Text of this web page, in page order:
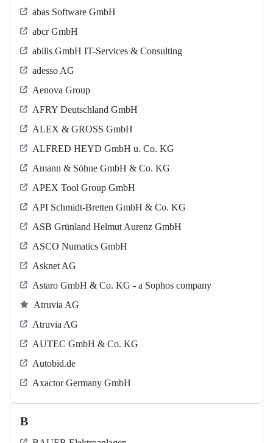
abas Software GmbH
abcr GmbH
abilis GmbH IT-Services & Consulting
adesso AG
Aenova Group
AFRY Deutschland GmbH
ALEX & GROSS GmbH
ALFRED HEYD GmbH u. Co. KG
Amann & Söhne GmbH & Co. KG
APEX Tool Group GmbH
API Schmidt-Bretten GmbH & Co. KG
ASB Grün­land Helmut Au­renz GmbH
ASCO Numatics GmbH
Asknet AG
Astaro GmbH & Co. KG - a Sophos company
Atruvia AG
Atruvia AG
AUTEC GmbH & Co. KG
Autobid.de
Axactor Germany GmbH
B